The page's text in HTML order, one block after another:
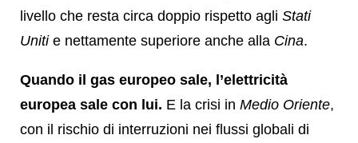
livello che resta circa doppio rispetto agli Stati
Unitie nettamente superiore anche alla Cina.
Quando il gas europeo sale, l’elettricità
europea sale con lui. E la crisi in Medio Oriente,
con il rischio di interruzioni nei flussi globali di